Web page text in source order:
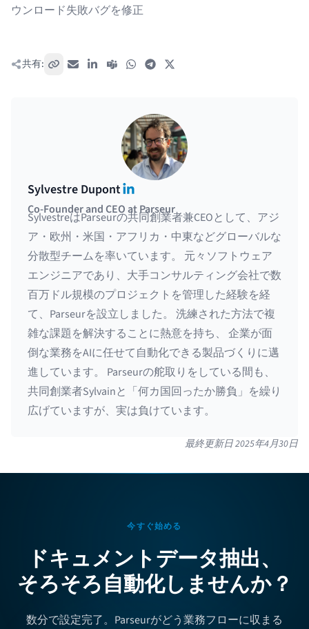
ウンロード失敗バグを修正
共有: リンクをコピー
メールLinkedIn
Teams WhatsAppTelegram
Sylvestre DupontLinkedIn
Co-Founder and CEO at Parseur
SylvestreはParseurの共同創業者兼CEOとして、アジ
ア・欧州・米国・アフリカ・中東などグローバルな
分散型チームを率いています。 元々ソフトウェア
エンジニアであり、大手コンサルティング会社で数
百万ドル規模のプロジェクトを管理した経験を経
て、Parseurを設立しました。 洗練された方法で複
雑な課題を解決することに熱意を持ち、 企業が面
倒な業務をAIに任せて自動化できる製品づくりに邁
進しています。 Parseurの舵取りをしている間も、
共同創業者Sylvainと「何カ国回ったか勝負」を繰り
広げていますが、実は負けています。
最終更新日2025年4月30日
今すぐ始める
ドキュメントデータ抽出、
そろそろ自動化しませんか？
数分で設定完了。Parseurがどう業務フローに収まる